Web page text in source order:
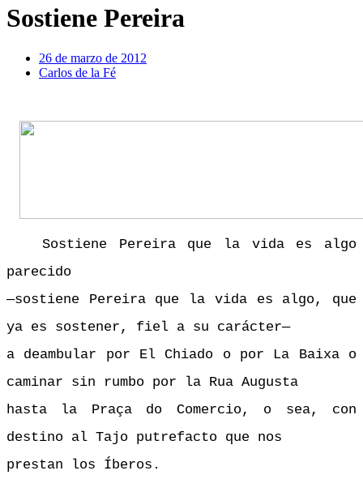
Sostiene Pereira
26 de marzo de 2012
Carlos de la Fé
Sostiene Pereira que la vida es algo
parecido
—sostiene Pereira que la vida es algo, que
ya es sostener, fiel a su carácter—
a deambular por El Chiado o por La Baixa o
caminar sin rumbo por la Rua Augusta
hasta la Praça do Comercio, o sea, con
destino al Tajo putrefacto que nos
prestan los Íberos.